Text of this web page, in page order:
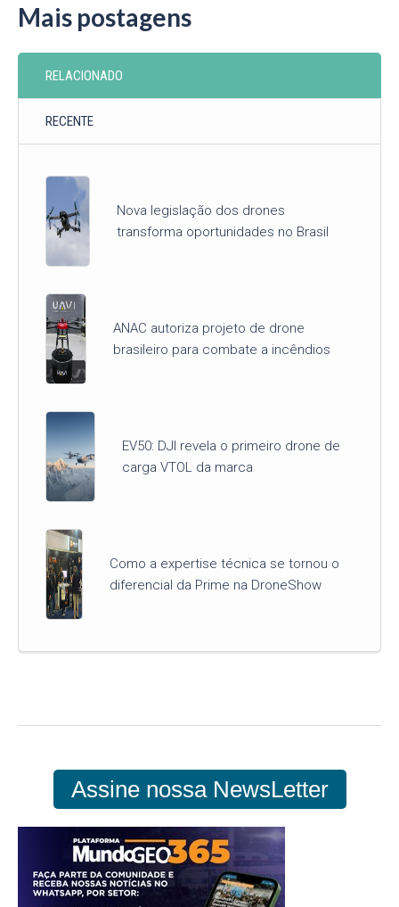
Mais postagens
RELACIONADO
RECENTE
Nova legislação dos drones
transforma oportunidades no Brasil
ANAC autoriza projeto de drone
brasileiro para combate a incêndios
EV50: DJI revela o primeiro drone de
carga VTOL da marca
Como a expertise técnica se tornou o
diferencial da Prime na DroneShow
Assine nossa NewsLetter